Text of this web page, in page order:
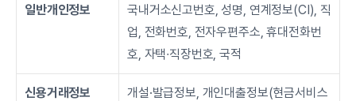
일반개인정보
국내거소신고번호, 성명, 연계정보(CI), 직
업, 전화번호, 전자우편주소, 휴대전화번
호, 자택∙직장번호, 국적
신용거래정보
개설·발급정보, 개인대출정보(현금서비스